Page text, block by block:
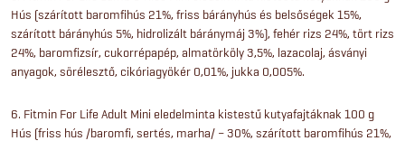
Hús (szárított baromfihús 21%, friss bárányhús és belsőségek 15%,
szárított bárányhús 5%, hidrolizált báránymáj 3%), fehér rizs 24%, tört rizs
24%, baromfizsír, cukorrépapép, almatörköly 3,5%, lazacolaj, ásványi
anyagok, sörélesztő, cikóriagyökér 0,01%, jukka 0,005%.
6. Fitmin For Life Adult Mini eledelminta kistestű kutyafajtáknak 100 g
Hús (friss hús /baromfi, sertés, marha/ – 30%, szárított baromfihús 21%,